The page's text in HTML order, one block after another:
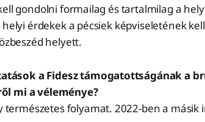
gondolni formailag és tartalmilag a
érdekek a pécsiek képviseletének
helyett.
a Fidesz támogatottságának a
mi a véleménye?
természetes folyamat. 2022-ben a másik